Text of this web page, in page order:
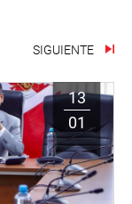
SIGUIENTE
13
01